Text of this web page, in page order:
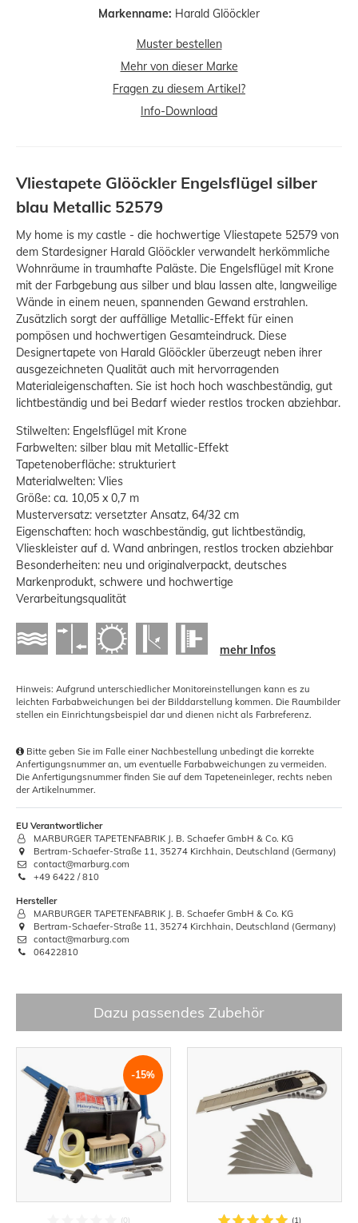
Markenname: Harald Glööckler
Muster bestellen
Mehr von dieser Marke
Fragen zu diesem Artikel?
Info-Download
Vliestapete Glööckler Engelsflügel silber
blau Metallic 52579
My home is my castle - die hochwertige Vliestapete 52579 von
dem Stardesigner Harald Glööckler verwandelt herkömmliche
Wohnräume in traumhafte Paläste. Die Engelsflügel mit Krone
mit der Farbgebung aus silber und blau lassen alte, langweilige
Wände in einem neuen, spannenden Gewand erstrahlen.
Zusätzlich sorgt der auffällige Metallic-Effekt für einen
pompösen und hochwertigen Gesamteindruck. Diese
Designertapete von Harald Glööckler überzeugt neben ihrer
ausgezeichneten Qualität auch mit hervorragenden
Materialeigenschaften. Sie ist hoch hoch waschbeständig, gut
lichtbeständig und bei Bedarf wieder restlos trocken abziehbar.
Stilwelten: Engelsflügel mit Krone
Farbwelten: silber blau mit Metallic-Effekt
Tapetenoberfläche: strukturiert
Materialwelten: Vlies
Größe: ca. 10,05 x 0,7 m
Musterversatz: versetzter Ansatz, 64/32 cm
Eigenschaften: hoch waschbeständig, gut lichtbeständig,
Vlieskleister auf d. Wand anbringen, restlos trocken abziehbar
Besonderheiten: neu und originalverpackt, deutsches
Markenprodukt, schwere und hochwertige
Verarbeitungsqualität
mehr Infos
Hinweis: Aufgrund unterschiedlicher Monitoreinstellungen kann es zu
leichten Farbabweichungen bei der Bilddarstellung kommen. Die Raumbilder
stellen ein Einrichtungsbeispiel dar und dienen nicht als Farbreferenz.
Bitte geben Sie im Falle einer Nachbestellung unbedingt die korrekte
Anfertigungsnummer an, um eventuelle Farbabweichungen zu vermeiden.
Die Anfertigungsnummer finden Sie auf dem Tapeteneinleger, rechts neben
der Artikelnummer.
EU Verantwortlicher
MARBURGER TAPETENFABRIK J. B. Schaefer GmbH & Co. KG
Bertram-Schaefer-Straße 11, 35274 Kirchhain, Deutschland (Germany)
contact@marburg.com
+49 6422 / 810
Hersteller
MARBURGER TAPETENFABRIK J. B. Schaefer GmbH & Co. KG
Bertram-Schaefer-Straße 11, 35274 Kirchhain, Deutschland (Germany)
contact@marburg.com
06422810
Dazu passendes Zubehör
-15%